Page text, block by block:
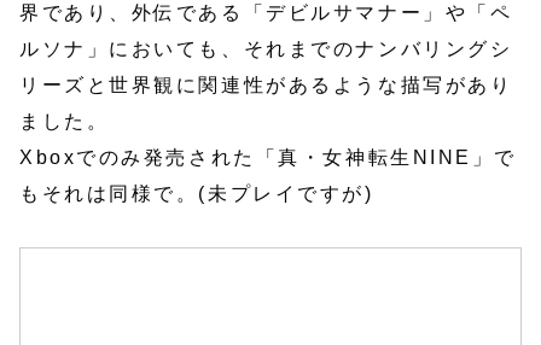
界であり、外伝である「デビルサマナー」や「ペ
ルソナ」においても、それまでのナンバリングシ
リーズと世界観に関連性があるような描写があり
ました。
Xboxでのみ発売された「真・女神転生NINE」で
もそれは同様で。(未プレイですが)